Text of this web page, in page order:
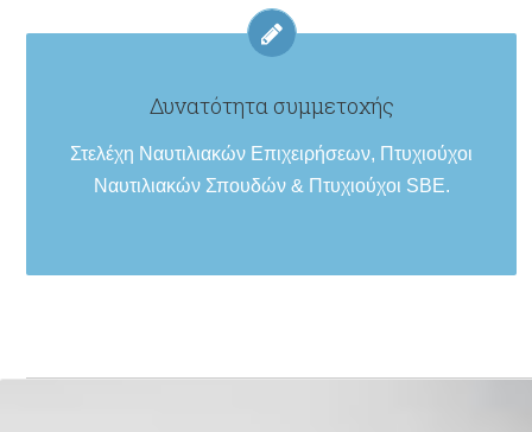
Δυνατότητα συμμετοχής
Στελέχη Ναυτιλιακών Επιχειρήσεων, Πτυχιούχοι
Ναυτιλιακών Σπουδών & Πτυχιούχοι SBE.